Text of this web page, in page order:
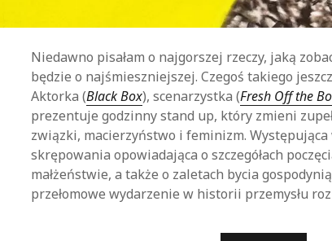
Niedawno pisałam o najgorszej rzeczy, jaką
będzie o najśmieszniejszej. Czegoś takiego
Aktorka (Black Box), scenarzystka (Fresh Off the
prezentuje godzinny stand up, który zmieni
związki, macierzyństwo i feminizm.
skrępowania opowiadająca o szczegółach
małżeństwie, a także o zaletach bycia
przełomowe wydarzenie w historii przemysłu